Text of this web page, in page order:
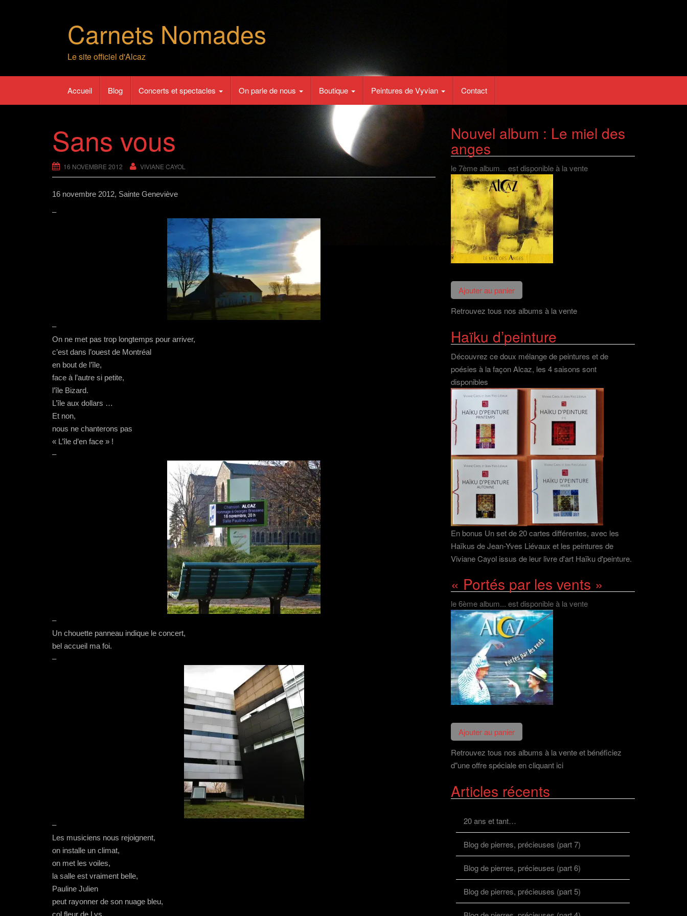
Carnets Nomades
Le site officiel d'Alcaz
Accueil Blog Concerts et spectacles On parle de nous Boutique Peintures de Vyvian Contact
Sans vous
16 NOVEMBRE 2012 VIVIANE CAYOL
16 novembre 2012, Sainte Geneviève
–
–
On ne met pas trop longtemps pour arriver,
c’est dans l’ouest de Montréal
en bout de l’île,
face à l’autre si petite,
l’île Bizard.
L’île aux dollars …
Et non,
nous ne chanterons pas
« L’île d’en face » !
–
–
Un chouette panneau indique le concert,
bel accueil ma foi.
–
–
Les musiciens nous rejoignent,
on installe un climat,
on met les voiles,
la salle est vraiment belle,
Pauline Julien
peut rayonner de son nuage bleu,
col fleur de Lys,
Nouvel album : Le miel des
anges
le 7ème album... est disponible à la vente
Retrouvez tous nos albums à la vente
Haïku d’peinture
Découvrez ce doux mélange de peintures et de
poésies à la façon Alcaz, les 4 saisons sont
disponibles
En bonus Un set de 20 cartes différentes, avec les
Haïkus de Jean-Yves Liévaux et les peintures de
Viviane Cayol issus de leur livre d'art Haïku d'peinture.
« Portés par les vents »
le 6ème album... est disponible à la vente
Retrouvez tous nos albums à la vente et bénéficiez
d"une offre spéciale en cliquant ici
Articles récents
20 ans et tant…
Blog de pierres, précieuses (part 7)
Blog de pierres, précieuses (part 6)
Blog de pierres, précieuses (part 5)